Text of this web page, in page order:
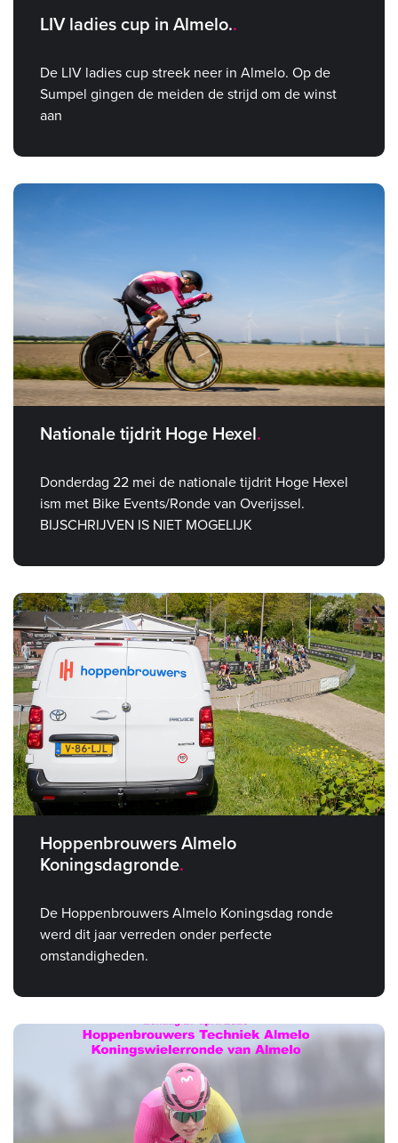
LIV ladies cup in Almelo.
De LIV ladies cup streek neer in Almelo. Op de
Sumpel gingen de meiden de strijd om de winst
aan
Nationale tijdrit Hoge Hexel
Donderdag 22 mei de nationale tijdrit Hoge Hexel
ism met Bike Events/Ronde van Overijssel.
BIJSCHRIJVEN IS NIET MOGELIJK
Hoppenbrouwers Almelo
Koningsdagronde
De Hoppenbrouwers Almelo Koningsdag ronde
werd dit jaar verreden onder perfecte
omstandigheden.